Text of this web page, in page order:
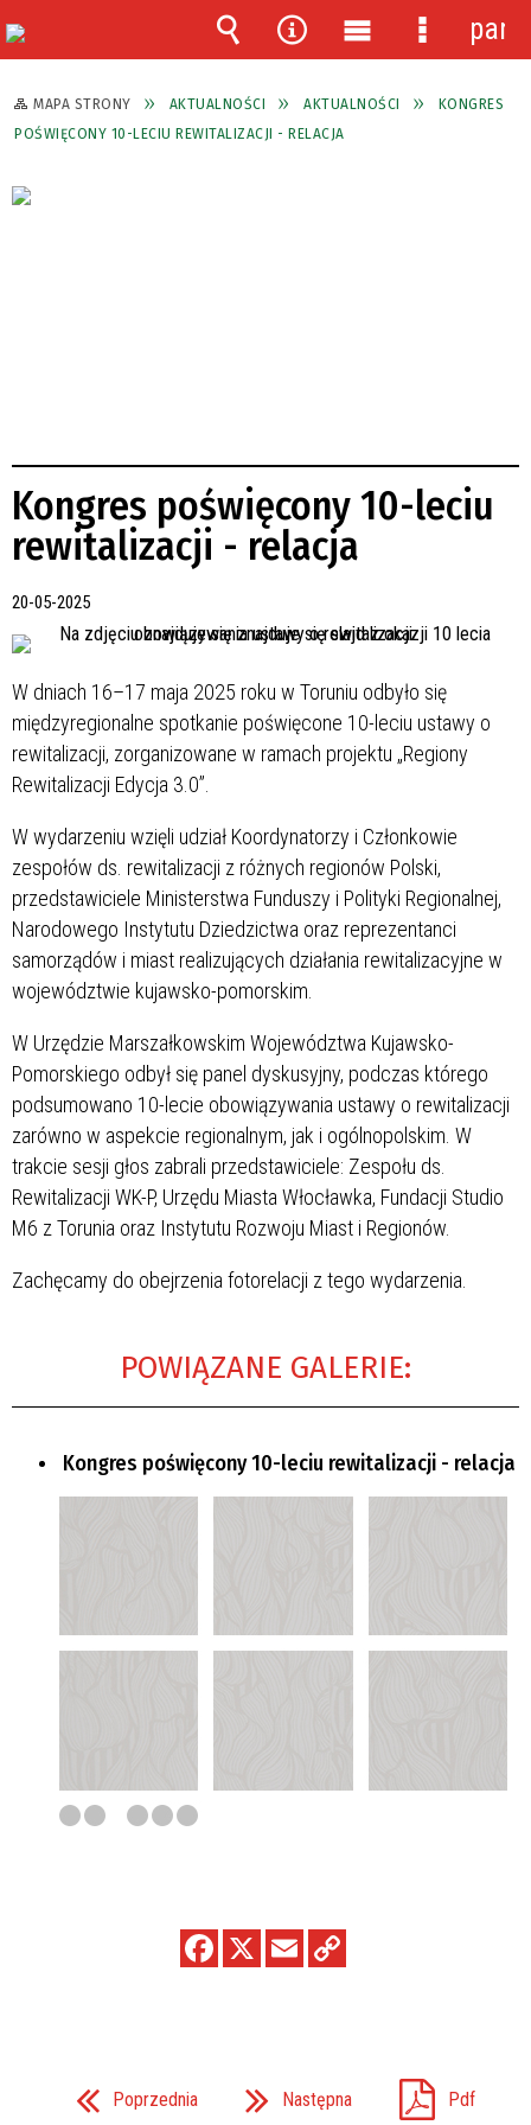
MAPA STRONY AKTUALNOŚCI AKTUALNOŚCI
KONGRES
POŚWIĘCONY 10-LECIU REWITALIZACJI - RELACJA
Kongres poświęcony 10-leciu
rewitalizacji - relacja
20-05-2025
W dniach 16–17 maja 2025 roku w Toruniu odbyło się
międzyregionalne spotkanie poświęcone 10-leciu ustawy o
rewitalizacji, zorganizowane w ramach projektu „Regiony
Rewitalizacji Edycja 3.0”.
W wydarzeniu wzięli udział Koordynatorzy i Członkowie
zespołów ds. rewitalizacji z różnych regionów Polski,
przedstawiciele Ministerstwa Funduszy i Polityki Regionalnej,
Narodowego Instytutu Dziedzictwa oraz reprezentanci
samorządów i miast realizujących działania rewitalizacyjne w
województwie kujawsko-pomorskim.
W Urzędzie Marszałkowskim Województwa Kujawsko-
Pomorskiego odbył się panel dyskusyjny, podczas którego
podsumowano 10-lecie obowiązywania ustawy o rewitalizacji
zarówno w aspekcie regionalnym, jak i ogólnopolskim. W
trakcie sesji głos zabrali przedstawiciele: Zespołu ds.
Rewitalizacji WK-P, Urzędu Miasta Włocławka, Fundacji Studio
M6 z Torunia oraz Instytutu Rozwoju Miast i Regionów.
Zachęcamy do obejrzenia fotorelacji z tego wydarzenia.
POWIĄZANE GALERIE:
Kongres poświęcony 10-leciu rewitalizacji - relacja
Poprzednia Następna Pdf
Wyszukiwarka
Narzędzia
Menu
główne
Menu